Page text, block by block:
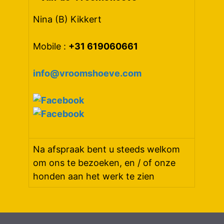
Nina (B) Kikkert
Mobile : +31 619060661
info@vroomshoeve.com
Na afspraak bent u steeds welkom
om ons te bezoeken, en / of onze
honden aan het werk te zien